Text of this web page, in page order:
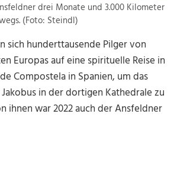
drei Monate und 3.000 Kilometer
(Foto: Steindl)
sich hunderttausende Pilger von
Europas auf eine spirituelle Reise in
Compostela in Spanien, um das
in der dortigen Kathedrale zu
ihnen war 2022 auch der Ansfeldner